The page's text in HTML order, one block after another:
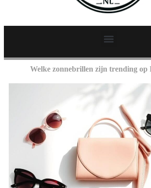
Welke zonnebrillen zijn trending op